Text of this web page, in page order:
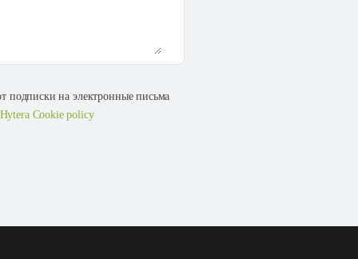
подписки на электронные письма
Hytera Cookie policy